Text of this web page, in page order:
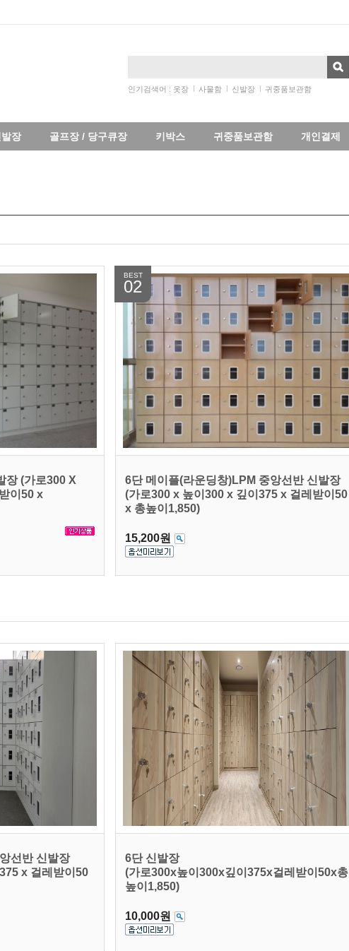
인기검색어 : 옷장 사물함 신발장 귀중품보관함
발장 골프장 / 당구큐장 키박스 귀중품보관함 개인결제
BEST
02
장 (가로300 X
이50 x
6단 메이플(라운딩창)LPM 중앙선반 신발장
(가로300 x 높이300 x 깊이375 x 걸레받이50
x 총높이1,850)
15,200원
선반 신발장
x 걸레받이50
6단 신발장
(가로300x높이300x깊이375x걸레받이50x총
높이1,850)
10,000원